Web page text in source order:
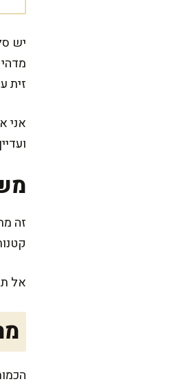
יש
זית
אני
אל